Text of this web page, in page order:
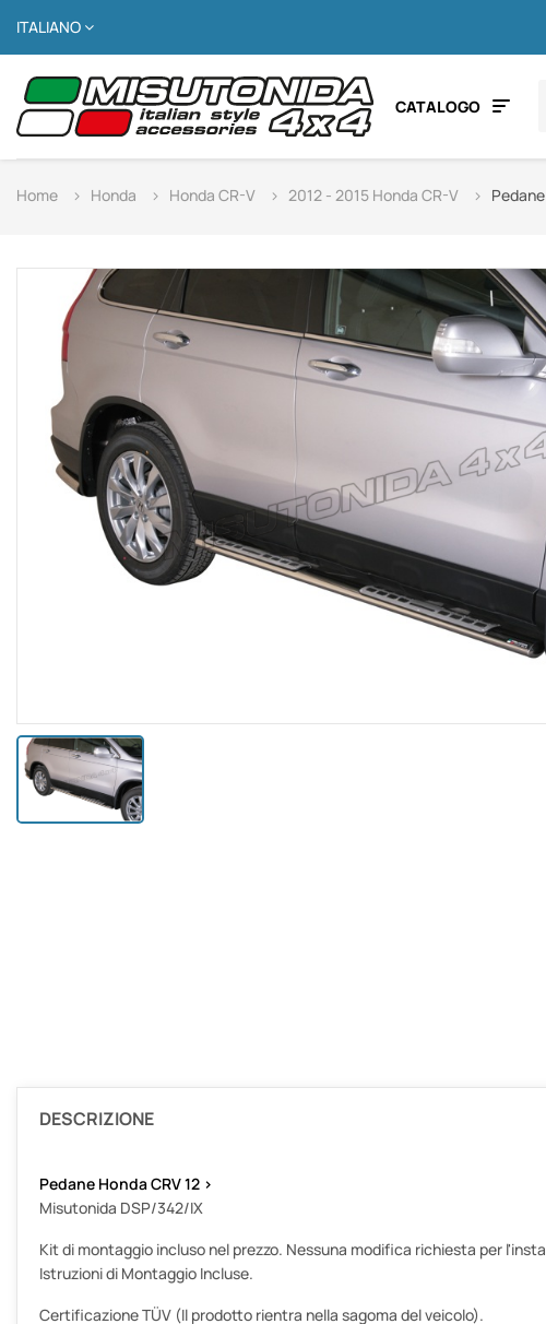
ITALIANO
CATALOGO
Home Honda Honda CR-V 2012 - 2015 Honda CR-V
DESCRIZIONE
Pedane Honda CRV 12 >
Misutonida DSP/342/IX
Kit di montaggio incluso nel prezzo. Nessuna modifica richiesta per
Istruzioni di Montaggio Incluse.
Certificazione TÜV (Il prodotto rientra nella sagoma del veicolo).